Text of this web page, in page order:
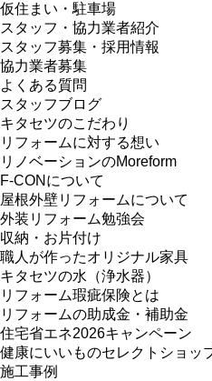
仮住まい・駐車場
スタッフ・協力業者紹介
スタッフ募集・採用情報
協力業者募集
よくある質問
スタッフブログ
キタセツのこだわり
リフォームに対する想い
リノベーションのMoreform
F-CONについて
屋根外壁リフォームについて
外装リフォーム勉強会
収納・お片付け
職人が作ったオリジナル家具
キタセツの水（浄水器）
リフォーム瑕疵保険とは
リフォームの助成金・補助金
住宅省エネ2026キャンペーン
健康にいいものセレクトショッ
施工事例